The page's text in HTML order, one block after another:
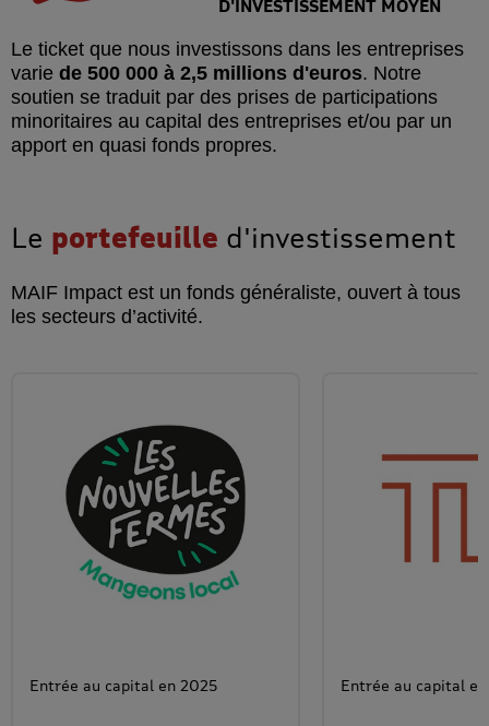
D'INVESTISSEMENT MOYEN
Le ticket que nous investissons dans les entreprises
varie de 500 000 à 2,5 millions d'euros. Notre
soutien se traduit par des prises de participations
minoritaires au capital des entreprises et/ou par un
apport en quasi fonds propres.
Le portefeuille d'investissement
MAIF Impact est un fonds généraliste, ouvert à tous
les secteurs d’activité.
Entrée au capital en 2025 Entrée au capital